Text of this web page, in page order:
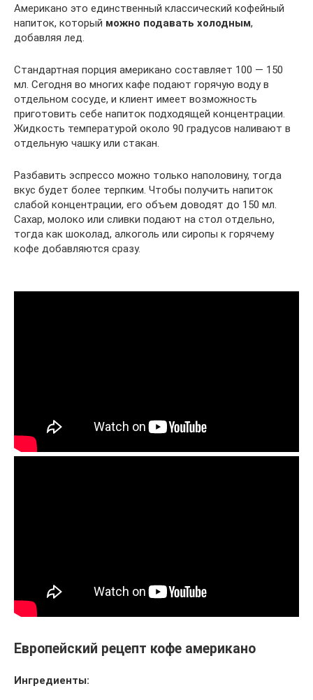
Американо это единственный классический кофейный
напиток, который можно подавать холодным,
добавляя лед.
Стандартная порция американо составляет 100 — 150
мл. Сегодня во многих кафе подают горячую воду в
отдельном сосуде, и клиент имеет возможность
приготовить себе напиток подходящей концентрации.
Жидкость температурой около 90 градусов наливают в
отдельную чашку или стакан.
Разбавить эспрессо можно только наполовину, тогда
вкус будет более терпким. Чтобы получить напиток
слабой концентрации, его объем доводят до 150 мл.
Сахар, молоко или сливки подают на стол отдельно,
тогда как шоколад, алкоголь или сиропы к горячему
кофе добавляются сразу.
Европейский рецепт кофе американо
Ингредиенты: